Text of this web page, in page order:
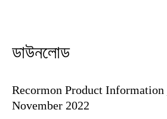
ডাউনলোড
Download
Recormon Product Information _
November 2022